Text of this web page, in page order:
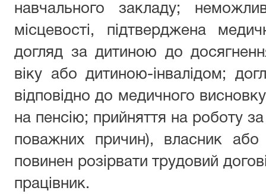
навчального закладу;
місцевості, підтверджена
догляд за дитиною до
віку або дитиною-інвалідом;
відповідно до медичного
на пенсію; прийняття на роботу
поважних причин), власник
повинен розірвати трудовий
працівник.